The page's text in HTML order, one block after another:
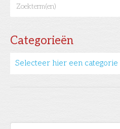
Categorieën
Selecteer hier een categorie